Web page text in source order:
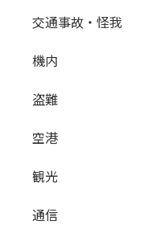
交通事故・怪我
機内
盗難
空港
観光
通信